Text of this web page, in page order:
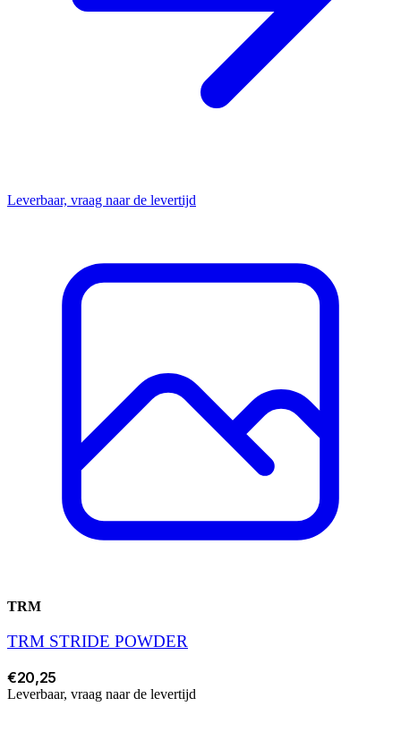
Leverbaar, vraag naar de levertijd
TRM
TRM STRIDE POWDER
€20,25
Leverbaar, vraag naar de levertijd